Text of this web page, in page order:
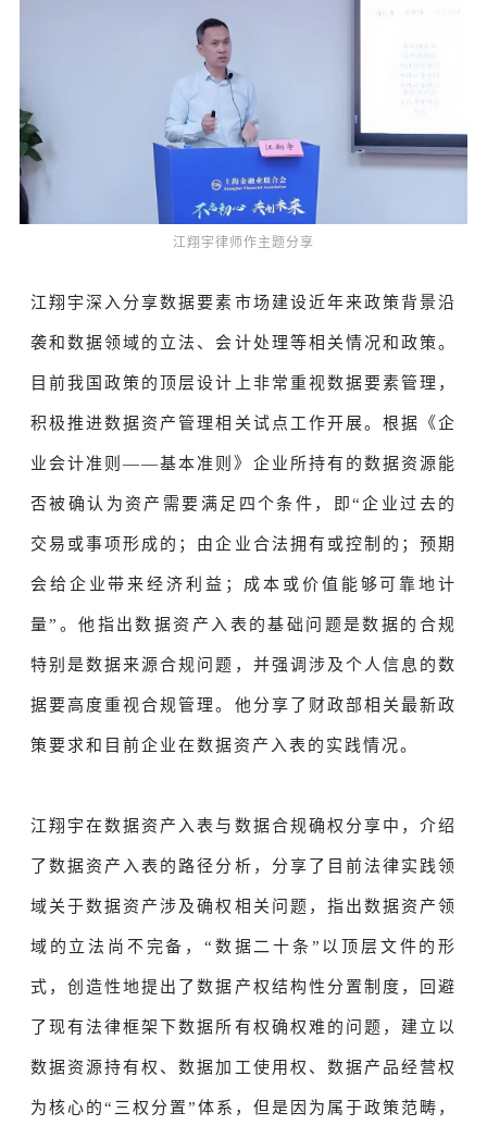
江翔宇律师作主题分享
江翔宇深入分享数据要素市场建设近年来政策背景沿
袭和数据领域的立法、会计处理等相关情况和政策。
目前我国政策的顶层设计上非常重视数据要素管理，
积极推进数据资产管理相关试点工作开展。根据《企
业会计准则——基本准则 》企业所持有的数据资源能
否被确认为资产需要满足四个条件，即“企业过去的
交易或事项形成的；由企业合法拥有或控制的；预期
会给企业带来经济利益；成本或价值能够可靠地计
量”。他指出数据资产入表的基础问题是数据的合规
特别是数据来源合规问题，并强调涉及个人信息的数
据要高度重视合规管理。他分享了财政部相关最新政
策要求和目前企业在数据资产入表的实践情况。
江翔宇在数据资产入表与数据合规确权分享中，介绍
了数据资产入表的路径分析，分享了目前法律实践领
域关于数据资产涉及确权相关问题，指出数据资产领
域的立法尚不完备，“数据二十条”以顶层文件的形
式，创造性地提出了数据产权结构性分置制度，回避
了现有法律框架下数据所有权确权难的问题，建立以
数据资源持有权、数据加工使用权、数据产品经营权
为核心的“ 三权分置”体系，但是因为属于政策范畴，